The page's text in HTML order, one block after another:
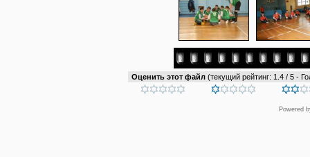
Оценить этот файл (текущий рейтинг: 1.4 / 5 -
Powered